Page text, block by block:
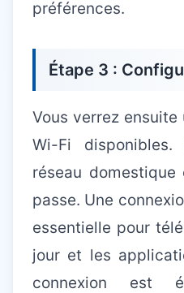
préférences.
Étape 3 :
Vous verrez
Wi-Fi disponibles.
réseau
passe. Une
essentielle pour
jour et les
connexion est